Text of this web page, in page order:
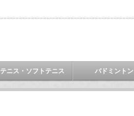
テニス・ソフトテニス バドミントン